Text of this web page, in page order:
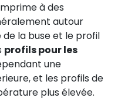
à des
autour
de la buse et le profil
profils pour les
une
et les profils de
plus élevée.